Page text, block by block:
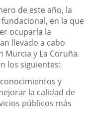
de este año, la
en la que
ocuparía la
llevado a cabo
Murcia y La Coruña.
los siguientes:
y
la calidad de
públicos más